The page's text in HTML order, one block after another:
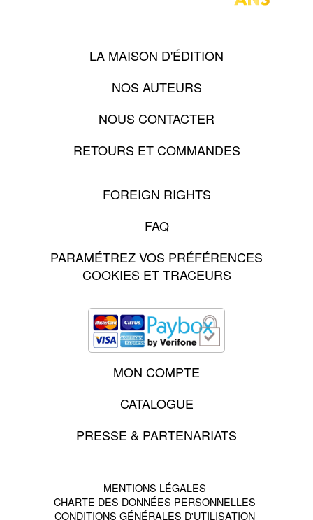
LA MAISON D'ÉDITION
NOS AUTEURS
NOUS CONTACTER
RETOURS ET COMMANDES
FOREIGN RIGHTS
FAQ
PARAMÉTREZ VOS PRÉFÉRENCES
COOKIES ET TRACEURS
MON COMPTE
CATALOGUE
PRESSE & PARTENARIATS
MENTIONS LÉGALES
CHARTE DES DONNÉES PERSONNELLES
CONDITIONS GÉNÉRALES D'UTILISATION